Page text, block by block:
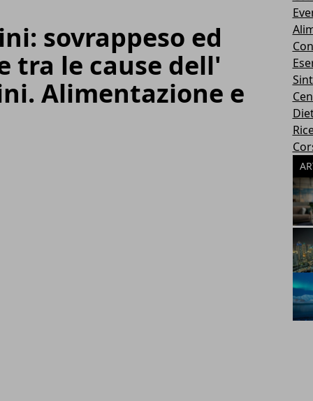
sovrappeso ed
tra le cause dell'
Alimentazione e